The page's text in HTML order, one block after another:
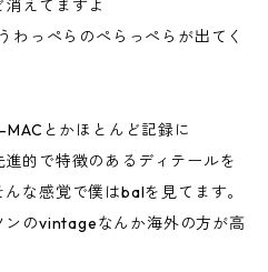
えてますよ
わっぺらのぺらっぺらが出てく
とかほとんど記録に
的で特徴のあるディテールを
な感覚で僕はbalを見てます。
のvintageなんか海外の方が高